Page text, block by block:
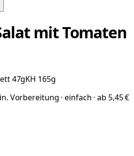
mit Tomaten
47gKH 165g
Vorbereitung · einfach · ab 5,45 €